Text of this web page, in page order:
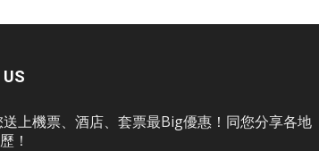
上機票、酒店、套票最Big優惠！同您分享各地
！